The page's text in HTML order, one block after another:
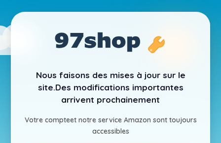
Nous faisons des mises à jour sur le
site.Des modifications importantes
arrivent prochainement
Votre compteet notre service Amazon sont toujours
accessibles